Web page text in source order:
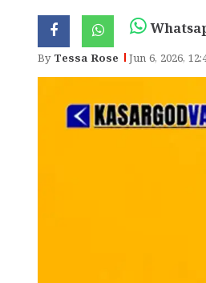
By Tessa Rose Jun 6, 2026,